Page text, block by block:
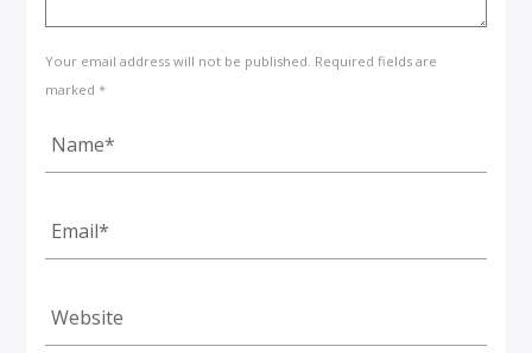
Your email address will not be published. Required fields are
marked *